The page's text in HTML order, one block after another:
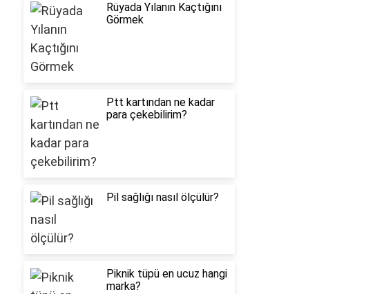
Rüyada Yılanın Kaçtığını
Görmek
Ptt kartından ne kadar
para çekebilirim?
Pil sağlığı nasıl ölçülür?
Piknik tüpü en ucuz hangi
marka?